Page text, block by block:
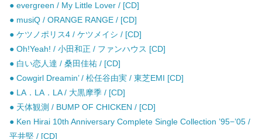
● evergreen / My Little Lover / [CD]
● musiQ / ORANGE RANGE / [CD]
● ケツノポリス4 / ケツメイシ / [CD]
● Oh!Yeah! / 小田和正 / ファンハウス [CD]
● 白い恋人達 / 桑田佳祐 / [CD]
● Cowgirl Dreamin’ / 松任谷由実 / 東芝EMI [CD]
● LA．LA．LA / 大黒摩季 / [CD]
● 天体観測 / BUMP OF CHICKEN / [CD]
● Ken Hirai 10th Anniversary Complete Single Collection ’95−’05 /
平井堅 / [CD]